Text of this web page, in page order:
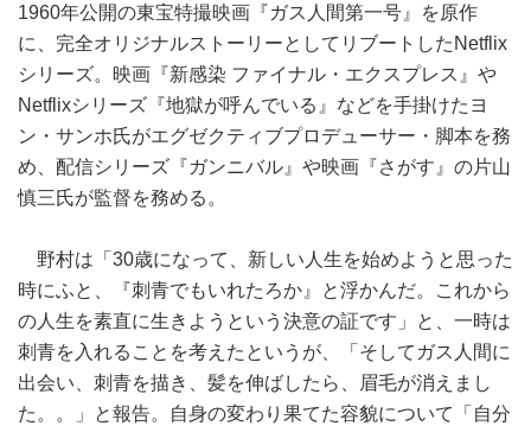
1960年公開の東宝特撮映画『ガス人間第一号』を原作
に、完全オリジナルストーリーとしてリブートしたNetflix
シリーズ。映画『新感染 ファイナル・エクスプレス』や
Netflixシリーズ『地獄が呼んでいる』などを手掛けたヨ
ン・サンホ氏がエグゼクティブプロデューサー・脚本を務
め、配信シリーズ『ガンニバル』や映画『さがす』の片山
慎三氏が監督を務める。
野村は「30歳になって、新しい人生を始めようと思った
時にふと、『刺青でもいれたろか』と浮かんだ。これから
の人生を素直に生きようという決意の証です」と、一時は
刺青を入れることを考えたというが、「そしてガス人間に
出会い、刺青を描き、髪を伸ばしたら、眉毛が消えまし
た。。」と報告。自身の変わり果てた容貌について「自分